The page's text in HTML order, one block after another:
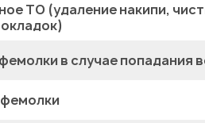
ТО (удаление накипи,
в случае попадания